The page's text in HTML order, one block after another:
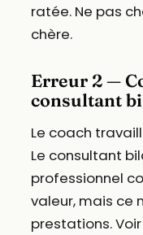
ratée. Ne pas
chère.
Erreur 2 —
consultant
Le coach
Le consultant
professionnel
valeur, mais ce
prestations. Voir